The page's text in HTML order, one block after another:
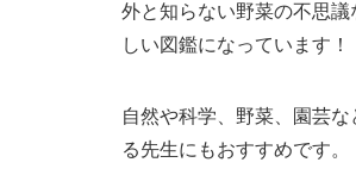
外と知らない野菜の不思
しい図鑑になっています！
自然や科学、野菜、園芸
る先生にもおすすめです。